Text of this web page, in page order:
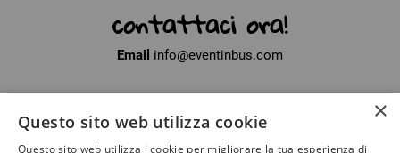
contattaci ora!
Email info@eventinbus.com
Partita Iva01371040450
×
Questo sito web utilizza cookie
Questo sito web utilizza i cookie per migliorare la tua esperienza di